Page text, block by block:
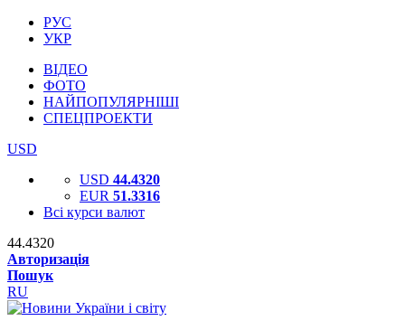
РУС
УКР
ВІДЕО
ФОТО
НАЙПОПУЛЯРНІШІ
СПЕЦПРОЕКТИ
USD
USD 44.4320
EUR 51.3316
Всі курси валют
44.4320
Авторизація
Пошук
RU